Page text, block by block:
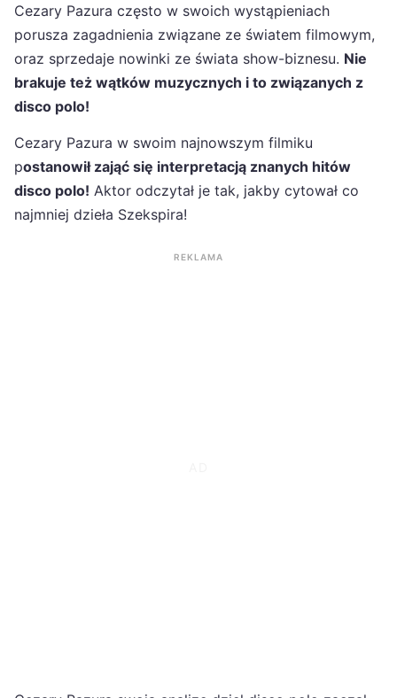
Cezary Pazura często w swoich wystąpieniach
porusza zagadnienia związane ze światem filmowym,
oraz sprzedaje nowinki ze świata show-biznesu. Nie
brakuje też wątków muzycznych i to związanych z
disco polo!
Cezary Pazura w swoim najnowszym filmiku
postanowił zająć się interpretacją znanych hitów
disco polo! Aktor odczytał je tak, jakby cytował co
najmniej dzieła Szekspira!
REKLAMA